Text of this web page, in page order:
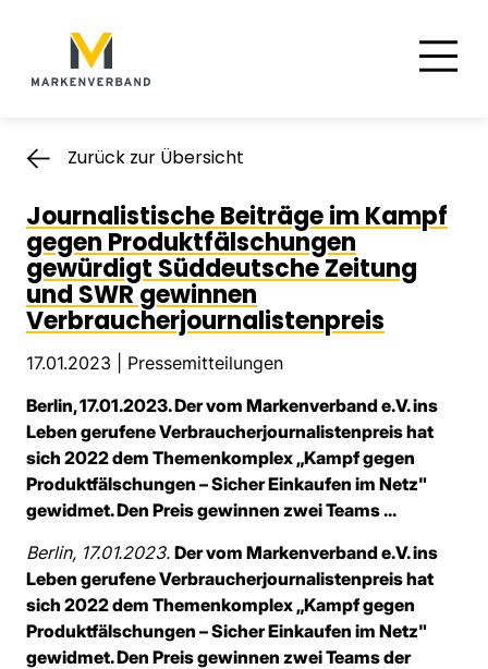
Hauptnavigation
Zurück zur Übersicht
Journalistische Beiträge im Kampf
gegen Produktfälschungen
gewürdigt Süddeutsche Zeitung
und SWR gewinnen
Verbraucherjournalistenpreis
17.01.2023 | Pressemitteilungen
Berlin, 17.01.2023. Der vom Markenverband e.V. ins
Leben gerufene Verbraucherjournalistenpreis hat
sich 2022 dem Themenkomplex „Kampf gegen
Produktfälschungen – Sicher Einkaufen im Netz"
gewidmet. Den Preis gewinnen zwei Teams ...
Berlin, 17.01.2023. Der vom Markenverband e.V. ins
Leben gerufene Verbraucherjournalistenpreis hat
sich 2022 dem Themenkomplex „Kampf gegen
Produktfälschungen – Sicher Einkaufen im Netz"
gewidmet. Den Preis gewinnen zwei Teams der